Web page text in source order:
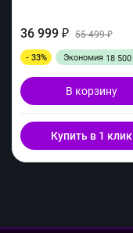
36 999 ₽ 55 499₽
- 33% Экономия 18 500
В корзину
Купить в 1 клик